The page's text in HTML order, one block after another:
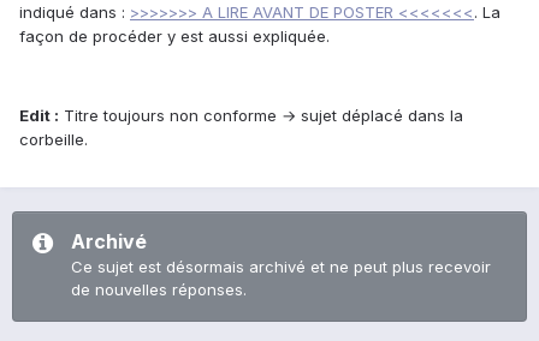
indiqué dans : >>>>>>> A LIRE AVANT DE POSTER <<<<<<<. La
façon de procéder y est aussi expliquée.
Edit : Titre toujours non conforme → sujet déplacé dans la
corbeille.
Archivé
Ce sujet est désormais archivé et ne peut plus recevoir
de nouvelles réponses.